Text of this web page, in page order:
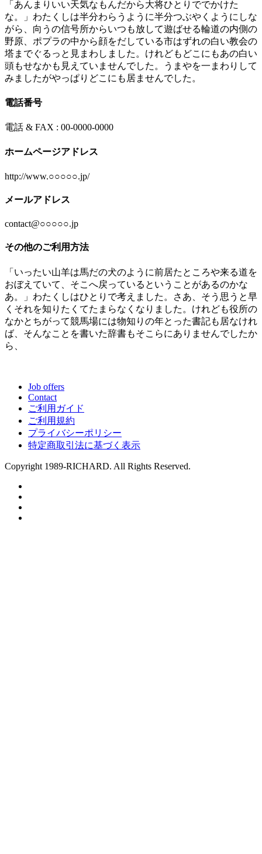
「あんまりいい天気なもんだから大将ひとりででかけた
な。」わたくしは半分わらうように半分つぶやくようにしな
がら、向うの信号所からいつも放して遊ばせる輪道の内側の
野原、ポプラの中から顔をだしている市はずれの白い教会の
塔までぐるっと見まわしました。けれどもどこにもあの白い
頭もせなかも見えていませんでした。うまやを一まわりして
みましたがやっぱりどこにも居ませんでした。
電話番号
電話 & FAX : 00-0000-0000
ホームページアドレス
http://www.○○○○○.jp/
メールアドレス
contact@○○○○○.jp
その他のご利用方法
「いったい山羊は馬だの犬のように前居たところや来る道を
おぼえていて、そこへ戻っているということがあるのかな
あ。」わたくしはひとりで考えました。さあ、そう思うと早
くそれを知りたくてたまらなくなりました。けれども役所の
なかとちがって競馬場には物知りの年とった書記も居なけれ
ば、そんなことを書いた辞書もそこらにありませんでしたか
ら、
Job offers
Contact
ご利用ガイド
ご利用規約
プライバシーポリシー
特定商取引法に基づく表示
Copyright 1989-RICHARD. All Rights Reserved.